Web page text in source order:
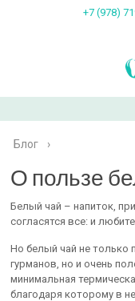
+7 (978)
Блог ›
О пользе
Белый чай – напиток,
согласятся все: и
Но белый чай не только
гурманов, но и очень
минимальная
благодаря которому в